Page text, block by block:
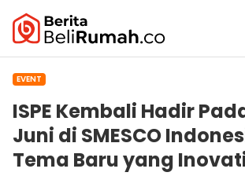
EVENT
ISPE Kembali Hadir
Juni di SMESCO
Tema Baru yang